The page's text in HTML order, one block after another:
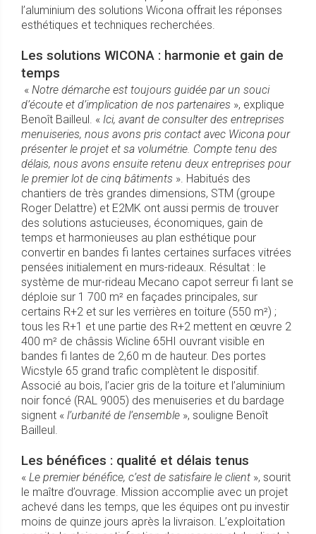
l’aluminium des solutions Wicona offrait les réponses
esthétiques et techniques recherchées.
Les solutions WICONA : harmonie et gain de
temps
« Notre démarche est toujours guidée par un souci
d’écoute et d’implication de nos partenaires », explique
Benoît Bailleul. « Ici, avant de consulter des entreprises
menuiseries, nous avons pris contact avec Wicona pour
présenter le projet et sa volumétrie. Compte tenu des
délais, nous avons ensuite retenu deux entreprises pour
le premier lot de cinq bâtiments ». Habitués des
chantiers de très grandes dimensions, STM (groupe
Roger Delattre) et E2MK ont aussi permis de trouver
des solutions astucieuses, économiques, gain de
temps et harmonieuses au plan esthétique pour
convertir en bandes fi lantes certaines surfaces vitrées
pensées initialement en murs-rideaux. Résultat : le
système de mur-rideau Mecano capot serreur fi lant se
déploie sur 1 700 m² en façades principales, sur
certains R+2 et sur les verrières en toiture (550 m²) ;
tous les R+1 et une partie des R+2 mettent en œuvre 2
400 m² de châssis Wicline 65HI ouvrant visible en
bandes fi lantes de 2,60 m de hauteur. Des portes
Wicstyle 65 grand trafic complètent le dispositif.
Associé au bois, l’acier gris de la toiture et l’aluminium
noir foncé (RAL 9005) des menuiseries et du bardage
signent « l’urbanité de l’ensemble », souligne Benoît
Bailleul.
Les bénéfices : qualité et délais tenus
« Le premier bénéfice, c’est de satisfaire le client », sourit
le maître d’ouvrage. Mission accomplie avec un projet
achevé dans les temps, que les équipes ont pu investir
moins de quinze jours après la livraison. L’exploitation